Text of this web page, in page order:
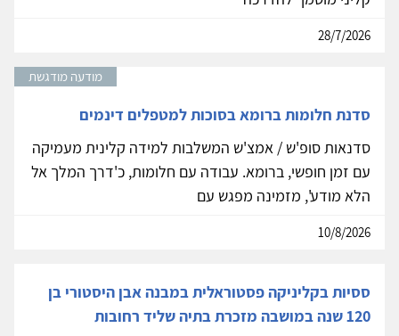
28/7/2026
מודעה מודגשת
סדנת חלומות ברומא בסוכות למטפלים דינמים
סדנאות סופ'ש / אמצ'ש המשלבות למידה קלינית מעמיקה
עם זמן חופשי, ברומא. עבודה עם חלומות, כ'דרך המלך אל
הלא מודע', מזמינה מפגש עם
10/8/2026
ססיות בקליניקה פסטוראלית במבנה אבן היסטורי בן
120 שנה במושבה מזכרת בתיה שליד רחובות